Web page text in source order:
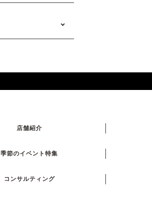
店舗紹介
季節のイベント特集
コンサルティング